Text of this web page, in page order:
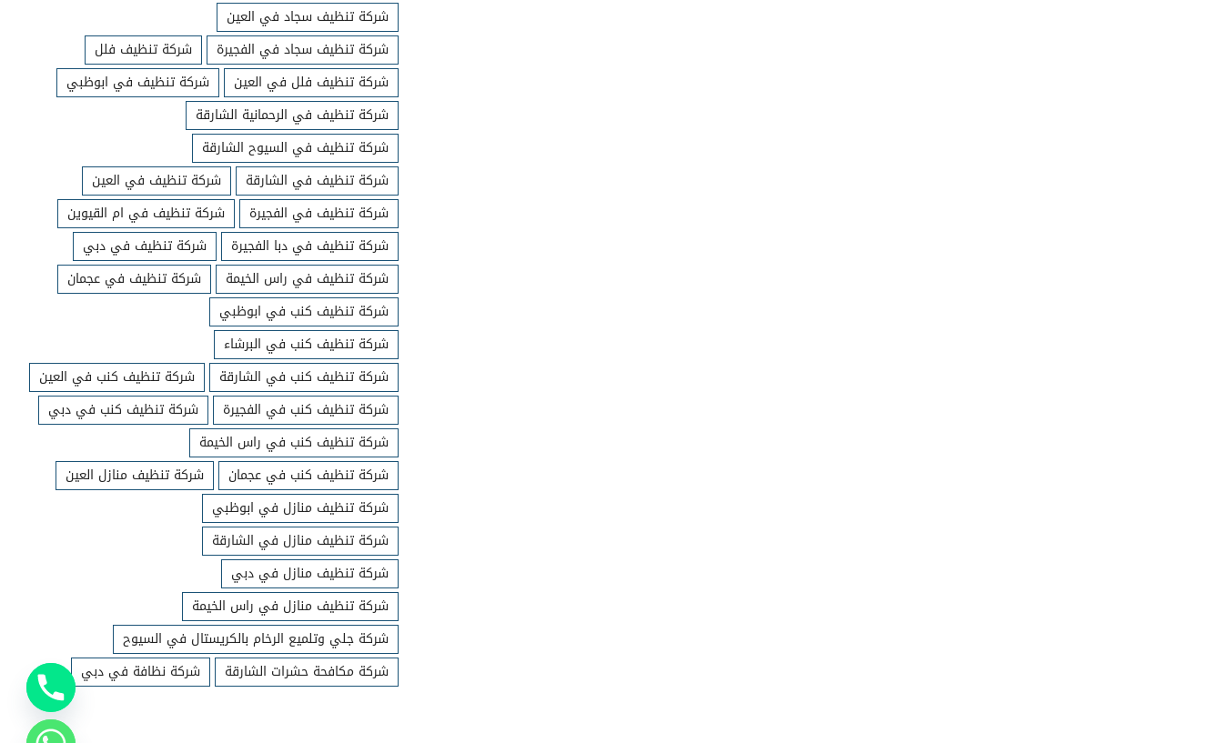
شركة تنظيف سجاد في العين
شركة تنظيف سجاد في الفجيرة
شركة تنظيف فلل
شركة تنظيف فلل في العين
شركة تنظيف في ابوظبي
شركة تنظيف في الرحمانية الشارقة
شركة تنظيف في السيوح الشارقة
شركة تنظيف في الشارقة
شركة تنظيف في العين
شركة تنظيف في الفجيرة
شركة تنظيف في ام القيوين
شركة تنظيف في دبا الفجيرة
شركة تنظيف في دبي
شركة تنظيف في راس الخيمة
شركة تنظيف في عجمان
شركة تنظيف كنب في ابوظبي
شركة تنظيف كنب في البرشاء
شركة تنظيف كنب في الشارقة
شركة تنظيف كنب في العين
شركة تنظيف كنب في الفجيرة
شركة تنظيف كنب في دبي
شركة تنظيف كنب في راس الخيمة
شركة تنظيف كنب في عجمان
شركة تنظيف منازل العين
شركة تنظيف منازل في ابوظبي
شركة تنظيف منازل في الشارقة
شركة تنظيف منازل في دبي
شركة تنظيف منازل في راس الخيمة
شركة جلي وتلميع الرخام بالكريستال في السيوح
شركة مكافحة حشرات الشارقة
شركة نظافة في دبي